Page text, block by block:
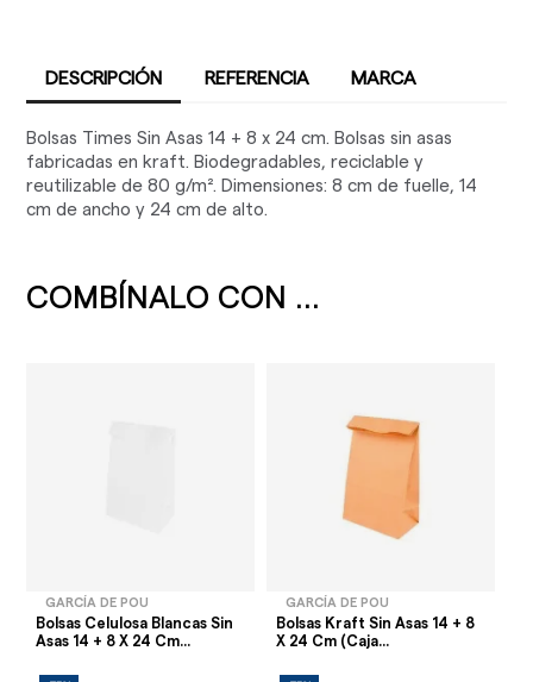
DESCRIPCIÓN REFERENCIA MARCA
Bolsas Times Sin Asas 14 + 8 x 24 cm. Bolsas sin asas
fabricadas en kraft. Biodegradables, reciclable y
reutilizable de 80 g/m². Dimensiones: 8 cm de fuelle, 14
cm de ancho y 24 cm de alto.
COMBÍNALO CON ...
GARCÍA DE POU
Bolsas Celulosa Blancas Sin
Asas 14 + 8 X 24 Cm...
GARCÍA DE POU
Bolsas Kraft Sin Asas 14 + 8
X 24 Cm (Caja...